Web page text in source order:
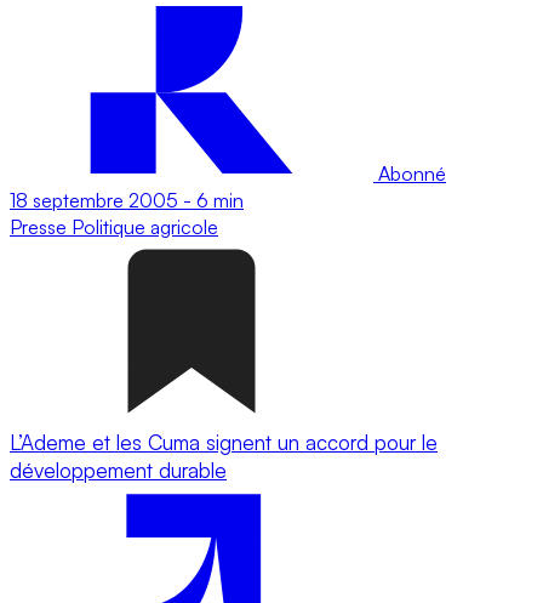
Abonné
18 septembre 2005 - 6 min
Presse Politique agricole
L’Ademe et les Cuma signent un accord pour le
développement durable